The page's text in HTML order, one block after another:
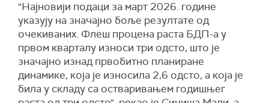
"Најновији подаци за март 2026. године
указују на значајно боље резултате од
очекиваних. Флеш процена раста БДП-а у
првом кварталу износи три одсто, што је
значајно изнад првобитно планиране
динамике, која је износила 2,6 одсто, а која је
била у складу са остваривањем годишњег